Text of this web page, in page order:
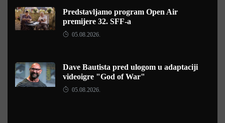
Predstavljamo program Open Air
premijere 32. SFF-a
05.08.2026.
Dave Bautista pred ulogom u adaptaciji
videoigre "God of War"
05.08.2026.